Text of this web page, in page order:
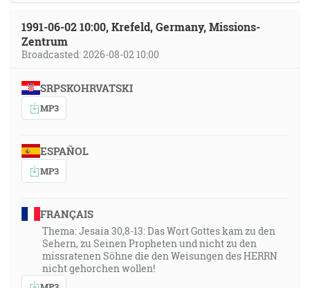
1991-06-02 10:00, Krefeld, Germany, Missions-
Zentrum
Broadcasted: 2026-08-02 10:00
SRPSKOHRVATSKI
MP3
ESPAÑOL
MP3
FRANÇAIS
Thema: Jesaia 30,8-13: Das Wort Gottes kam zu den
Sehern, zu Seinen Propheten und nicht zu den
missratenen Söhne die den Weisungen des HERRN
nicht gehorchen wollen!